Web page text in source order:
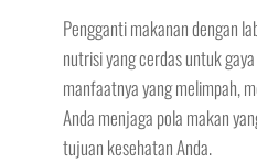
Pengganti makanan dengan
nutrisi yang cerdas untuk
manfaatnya yang melimpah,
Anda menjaga pola makan
tujuan kesehatan Anda.